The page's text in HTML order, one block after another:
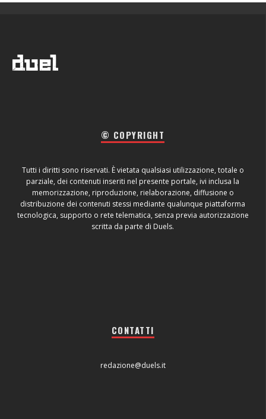
© COPYRIGHT
Tutti i diritti sono riservati. È vietata qualsiasi utilizzazione, totale o
parziale, dei contenuti inseriti nel presente portale, ivi inclusa la
memorizzazione, riproduzione, rielaborazione, diffusione o
distribuzione dei contenuti stessi mediante qualunque piattaforma
tecnologica, supporto o rete telematica, senza previa autorizzazione
scritta da parte di Duels.
CONTATTI
redazione@duels.it